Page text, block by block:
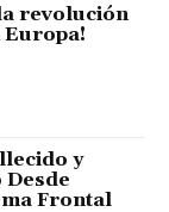
revolución
y
Desde
Frontal